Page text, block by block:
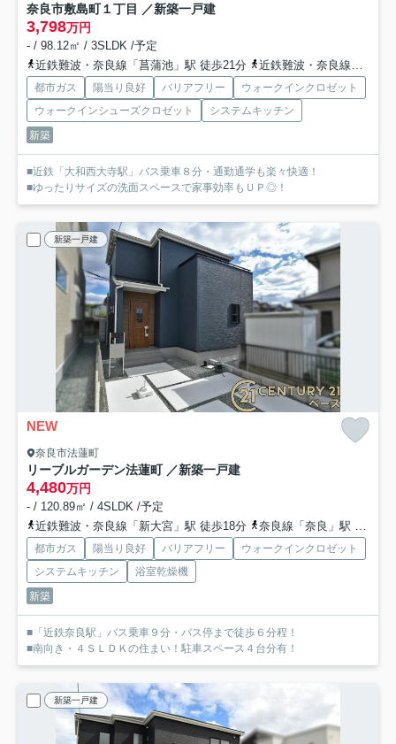
奈良市敷島町１丁目 ／新築一戸建
3,798万円
- / 98.12㎡ / 3SLDK /予定
近鉄難波・奈良線「菖蒲池」駅 徒歩21分
近鉄難波・奈良線「大和西大寺」駅 バス8分 「秋篠西」 停歩4分
都市ガス 陽当り良好 バリアフリー
ウォークインクロゼット
ウォークインシューズクロゼット
システムキッチン
新築
■近鉄「大和西大寺駅」バス乗車８分・通勤通学も楽々快適！
■ゆったりサイズの洗面スペースで家事効率もＵＰ◎！
新築一戸建
NEW
奈良市法蓮町
リーブルガーデン法蓮町 ／新築一戸建
4,480万円
- / 120.89㎡ / 4SLDK /予定
近鉄難波・奈良線「新大宮」駅 徒歩18分
奈良線「奈良」駅 バス9分 「法蓮町」 停歩6分
都市ガス 陽当り良好 バリアフリー
ウォークインクロゼット
システムキッチン
浴室乾燥機
新築
■「近鉄奈良駅」バス乗車９分・バス停まで徒歩６分程！
■南向き・４ＳＬＤＫの住まい！駐車スペース４台分有！
新築一戸建